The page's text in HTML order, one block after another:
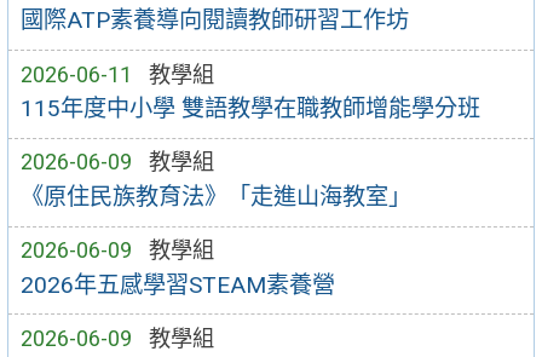
國際ATP素養導向閱讀教師研習工作坊
2026-06-11 教學組
115年度中小學 雙語教學在職教師增能學分班
2026-06-09 教學組
《原住民族教育法》「走進山海教室」
2026-06-09 教學組
2026年五感學習STEAM素養營
2026-06-09 教學組